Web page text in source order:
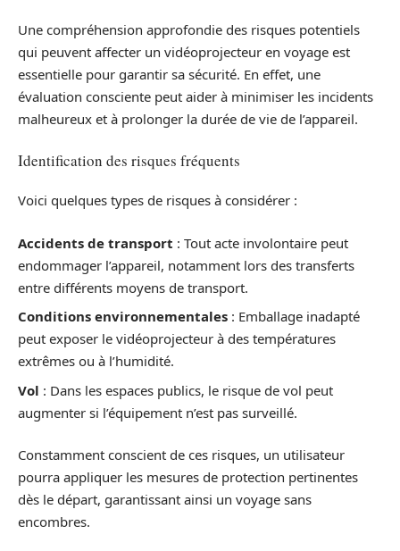
Une compréhension approfondie des risques potentiels
qui peuvent affecter un vidéoprojecteur en voyage est
essentielle pour garantir sa sécurité. En effet, une
évaluation consciente peut aider à minimiser les incidents
malheureux et à prolonger la durée de vie de l’appareil.
Identification des risques fréquents
Voici quelques types de risques à considérer :
Accidents de transport : Tout acte involontaire peut
endommager l’appareil, notamment lors des transferts
entre différents moyens de transport.
Conditions environnementales : Emballage inadapté
peut exposer le vidéoprojecteur à des températures
extrêmes ou à l’humidité.
Vol : Dans les espaces publics, le risque de vol peut
augmenter si l’équipement n’est pas surveillé.
Constamment conscient de ces risques, un utilisateur
pourra appliquer les mesures de protection pertinentes
dès le départ, garantissant ainsi un voyage sans
encombres.